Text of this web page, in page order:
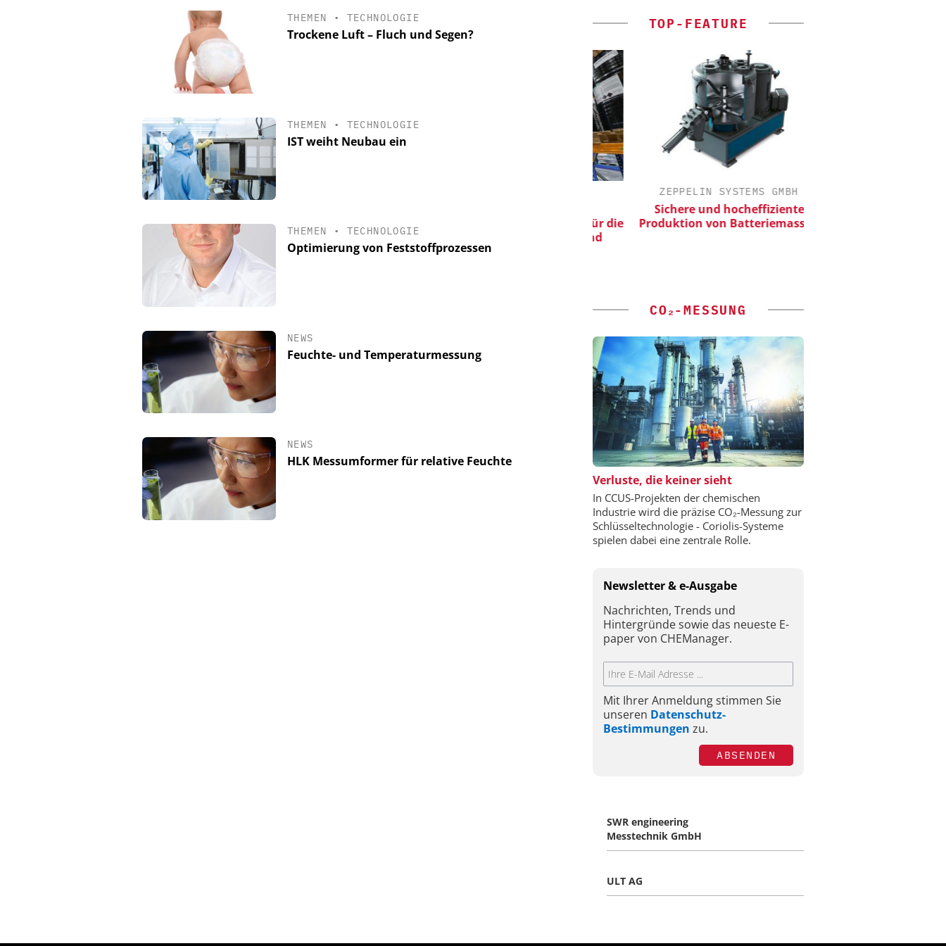
THEMEN • TECHNOLOGIE
Trockene Luft – Fluch und Segen?
THEMEN • TECHNOLOGIE
IST weiht Neubau ein
THEMEN • TECHNOLOGIE
Optimierung von Feststoffprozessen
NEWS
Feuchte- und Temperaturmessung
NEWS
HLK Messumformer für relative Feuchte
TOP-FEATURE
SAS INSTITUTE GMBH / JMP
Visualisierung von Daten für
wissenschaftliche Erkenntnisse
Qualitätsgesicherter Standard für die
Chemielogistik von heute und
morgen
ZEPPELIN SYSTEMS GMBH
Sichere und hocheffiziente
Produktion von Batteriemassen
CO₂-MESSUNG
Verluste, die keiner sieht
In CCUS-Projekten der chemischen
Industrie wird die präzise CO₂-Messung zur
Schlüsseltechnologie - Coriolis-Systeme
spielen dabei eine zentrale Rolle.
Newsletter & e-Ausgabe
Nachrichten, Trends und
Hintergründe sowie das neueste E-
paper von CHEManager.
Mit Ihrer Anmeldung stimmen Sie
unseren Datenschutz-
Bestimmungen zu.
ABSENDEN
SWR engineering
Messtechnik GmbH
ULT AG